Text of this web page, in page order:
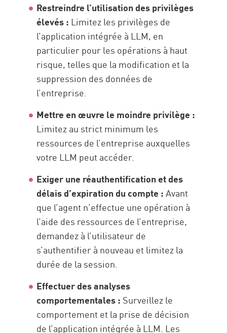
Restreindre l’utilisation des privilèges
élevés : Limitez les privilèges de
l’application intégrée à LLM, en
particulier pour les opérations à haut
risque, telles que la modification et la
suppression des données de
l’entreprise.
Mettre en œuvre le moindre privilège :
Limitez au strict minimum les
ressources de l’entreprise auxquelles
votre LLM peut accéder.
Exiger une réauthentification et des
délais d’expiration du compte :Avant
que l’agent n’effectue une opération à
l’aide des ressources de l’entreprise,
demandez à l’utilisateur de
s’authentifier à nouveau et limitez la
durée de la session.
Effectuer des analyses
comportementales : Surveillez le
comportement et la prise de décision
de l’application intégrée à LLM. Les